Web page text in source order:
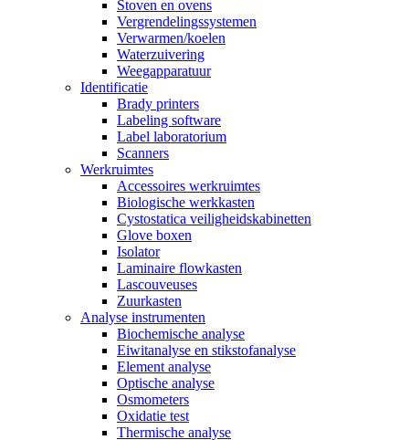
Stoven en ovens
Vergrendelingssystemen
Verwarmen/koelen
Waterzuivering
Weegapparatuur
Identificatie
Brady printers
Labeling software
Label laboratorium
Scanners
Werkruimtes
Accessoires werkruimtes
Biologische werkkasten
Cystostatica veiligheidskabinetten
Glove boxen
Isolator
Laminaire flowkasten
Lascouveuses
Zuurkasten
Analyse instrumenten
Biochemische analyse
Eiwitanalyse en stikstofanalyse
Element analyse
Optische analyse
Osmometers
Oxidatie test
Thermische analyse